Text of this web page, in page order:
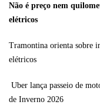
Não é preço nem
elétricos
Tramontina orienta sobre
elétricos
Uber lança passeio de
de Inverno 2026